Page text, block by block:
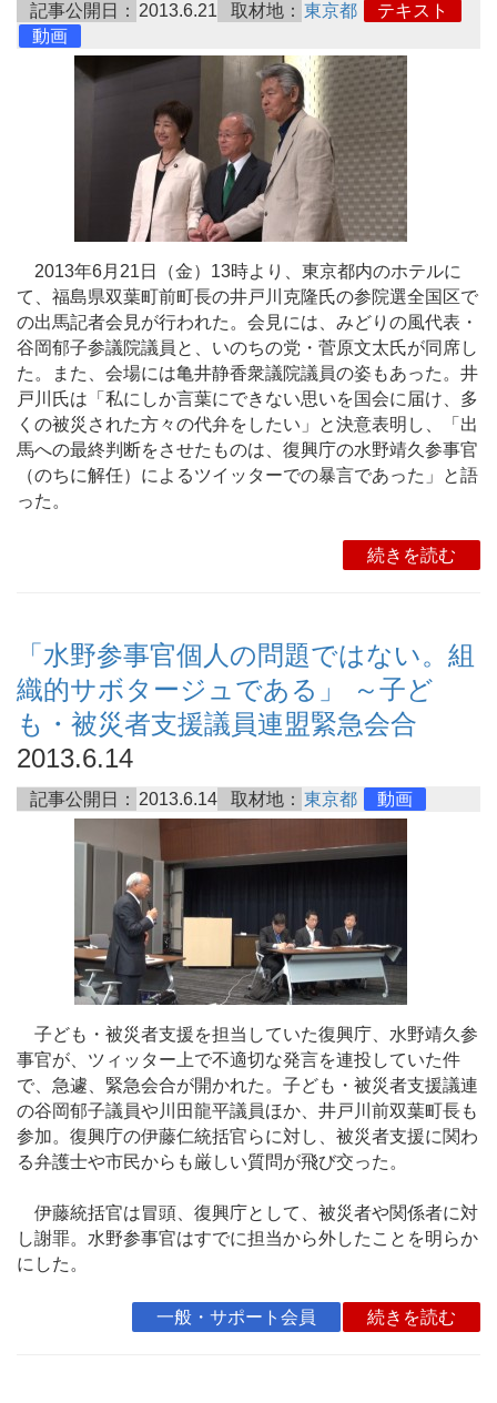
記事公開日： 2013.6.21 取材地： 東京都
テキスト
動画
2013年6月21日（金）13時より、東京都内のホテルに
て、福島県双葉町前町長の井戸川克隆氏の参院選全国区で
の出馬記者会見が行われた。会見には、みどりの風代表・
谷岡郁子参議院議員と、いのちの党・菅原文太氏が同席し
た。また、会場には亀井静香衆議院議員の姿もあった。井
戸川氏は「私にしか言葉にできない思いを国会に届け、多
くの被災された方々の代弁をしたい」と決意表明し、「出
馬への最終判断をさせたものは、復興庁の水野靖久参事官
（のちに解任）によるツイッターでの暴言であった」と語
った。
続きを読む
「水野参事官個人の問題ではない。組
織的サボタージュである」 ～子ど
も・被災者支援議員連盟緊急会合
2013.6.14
記事公開日： 2013.6.14 取材地： 東京都 動画
子ども・被災者支援を担当していた復興庁、水野靖久参
事官が、ツィッター上で不適切な発言を連投していた件
で、急遽、緊急会合が開かれた。子ども・被災者支援議連
の谷岡郁子議員や川田龍平議員ほか、井戸川前双葉町長も
参加。復興庁の伊藤仁統括官らに対し、被災者支援に関わ
る弁護士や市民からも厳しい質問が飛び交った。
伊藤統括官は冒頭、復興庁として、被災者や関係者に対
し謝罪。水野参事官はすでに担当から外したことを明らか
にした。
一般・サポート会員 続きを読む